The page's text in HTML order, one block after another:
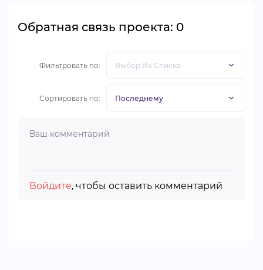
Обратная связь проекта: 0
Фильтровать по:
Сортировать по:
Войдите, чтобы оставить комментарий